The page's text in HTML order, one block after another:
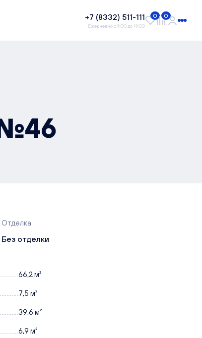
+7 (8332) 511-111
Ежедневно с 9:00 до 19:00
0 0
№46
Отделка
Без отделки
66,2 м²
7,5 м²
39,6 м²
6,9 м²